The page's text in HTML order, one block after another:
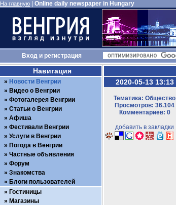
На главную Online daily newspaper in Hungary
Входи регистрация
2020-05-13 13:13
Тематика: Общество
Просмотров: 36.104
Комментариев: 0
добавить в закладки
Навигация
Новости Венгрии
Видео о Венгрии
Фотогалерея Венгрии
Статьи о Венгрии
Афиша
Фестивали Венгрии
Услуги в Венгрии
Погода в Венгрии
Частные объявления
Форум
Знакомства
Блоги пользователей
Гостиницы
Магазины